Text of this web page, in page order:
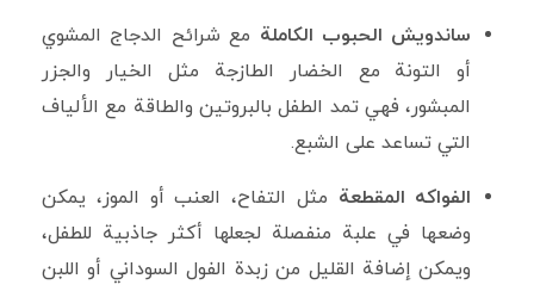
ساندويش الحبوب الكاملة مع شرائح الدجاج المشوي
أو التونة مع الخضار الطازجة مثل الخيار والجزر
المبشور، فهي تمد الطفل بالبروتين والطاقة مع الألياف
التي تساعد على الشبع.
الفواكه المقطعة مثل التفاح، العنب أو الموز، يمكن
وضعها في علبة منفصلة لجعلها أكثر جاذبية للطفل،
ويمكن إضافة القليل من زبدة الفول السوداني أو اللبن